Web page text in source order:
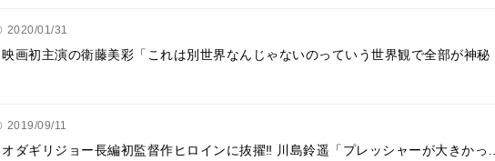
2020/01/31
映画初主演の衛藤美彩「これは別世界なんじゃないのっていう世界観で全部が神秘
2019/09/11
オダギリジョー長編初監督作ヒロインに抜擢‼ 川島鈴遥「プレッシャーが大きかっ…